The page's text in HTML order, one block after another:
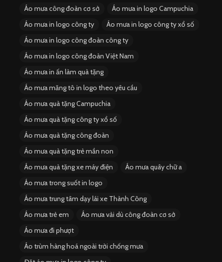
Áo mưa công đoàn cơ sở
Áo mưa in logo Campuchia
Áo mưa in logo công ty
Áo mưa in logo công ty xổ số
Áo mưa in logo công đoàn công ty
Áo mưa in logo công đoàn Việt Nam
Áo mưa in ấn làm quà tặng
Áo mưa măng tô in logo theo yêu cầu
Áo mưa quà tặng Campuchia
Áo mưa quà tặng công ty xổ số
Áo mưa quà tặng công đoàn
Áo mưa quà tặng trẻ mần non
Áo mưa quà tặng xe máy điện
Áo mưa quây chữ a
Áo mưa trong suốt in logo
Áo mưa trung tâm dạy lái xe Thành Công
Áo mưa trẻ em
Áo mưa vải dù công đoàn cơ sở
Áo mưa đi phượt
Áo trùm hàng hoá ngoài trời chống mưa